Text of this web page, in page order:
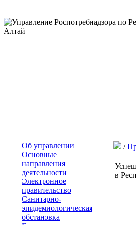
Об управлении
Основные
направления
деятельности
Электронное
правительство
Санитарно-
эпидемиологическая
обстановка
/
в